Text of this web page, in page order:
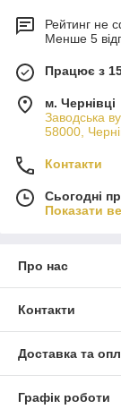
Рейтинг не
Менше 5
Працює з
м. Чернівці
Заводська
58000,
Контакти
Сьогодні
Показати
Про нас
Контакти
Доставка та
Графік роботи